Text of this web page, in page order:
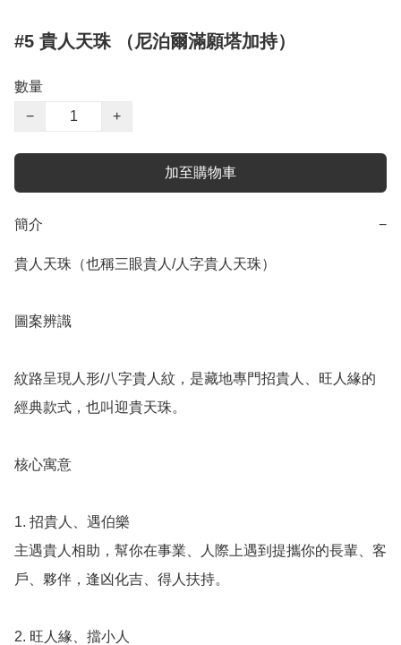
#5 貴人天珠 （尼泊爾滿願塔加持）
數量
−
+
加至購物車
簡介 −
貴人天珠（也稱三眼貴人/人字貴人天珠）
圖案辨識
紋路呈現人形/八字貴人紋，是藏地專門招貴人、旺人緣的
經典款式，也叫迎貴天珠。
核心寓意
1. 招貴人、遇伯樂
主遇貴人相助，幫你在事業、人際上遇到提攜你的長輩、客
戶、夥伴，逢凶化吉、得人扶持。
2. 旺人緣、擋小人